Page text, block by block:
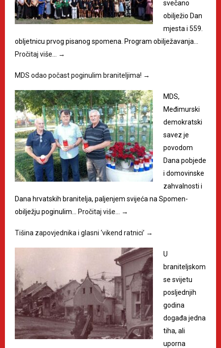
svečano
obilježio Dan
mjesta i 559.
obljetnicu prvog pisanog spomena. Program obilježavanja…
Pročitaj više…
→
MDS odao počast poginulim braniteljima! →
MDS,
Međimurski
demokratski
savez je
povodom
Dana pobjede
i domovinske
zahvalnosti i
Dana hrvatskih branitelja, paljenjem svijeća na Spomen-
obilježju poginulim… Pročitaj više… →
Tišina zapovjednika i glasni ‘vikend ratnici’ →
U
braniteljskom
se svijetu
posljednjih
godina
događa jedna
tiha, ali
uporna